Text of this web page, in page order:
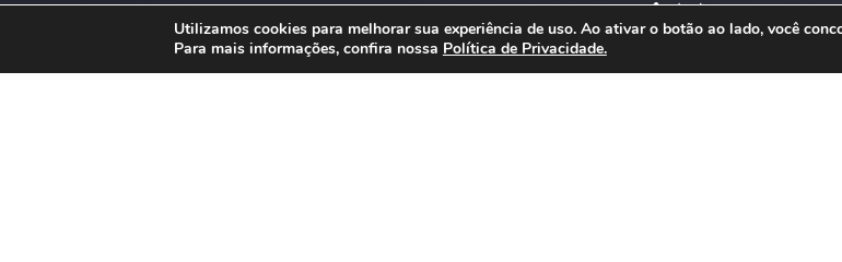
Utilizamos cookies para melhorar sua experiência de uso. Ao ativar o botão ao lado, você
Para mais informações, confira nossa Política de Privacidade.
(14) 3621-1211
jau@oabsp.org.br